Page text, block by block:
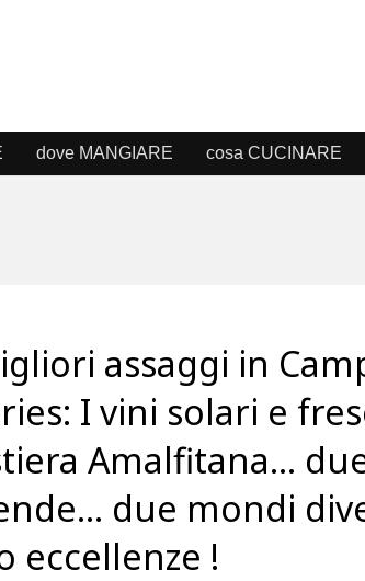
dove MANGIARE cosa CUCINARE
assaggi in
I vini solari e
Amalfitana…
due mondi
eccellenze !